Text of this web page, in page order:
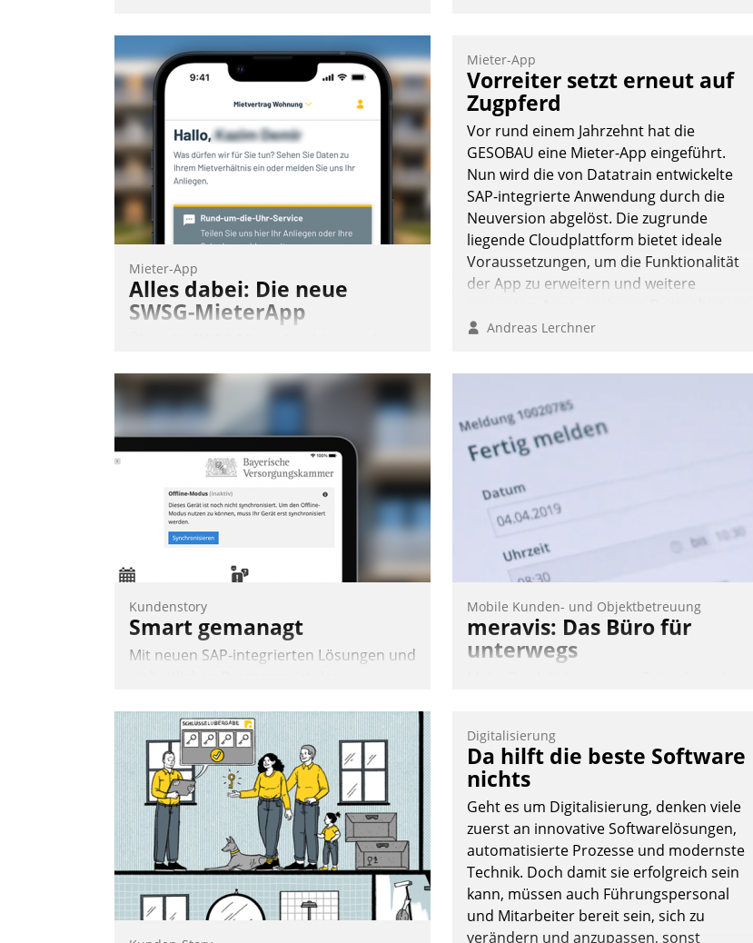
erhielten die Teilnehmerinnen und
Teilnehmer kurzweilige Einblicke in
innovative Cloud-Strategien und -
Lösungen mit hohem Zukunftspotenzial.
Andreas Lerchner
Mieter-App
Alles dabei: Die neue
SWSG-MieterApp
Wohnungsunternehmen kommunizieren,
auf dem Laufenden bleiben, Daten
einsehen und ändern oder
Schadensmeldungen abgeben – rund um
Andreas Lerchner
Mieter-App
Vorreiter setzt erneut auf
Zugpferd
Vor rund einem Jahrzehnt hat die
GESOBAU eine Mieter-App eingeführt.
Nun wird die von Datatrain entwickelte
SAP-integrierte Anwendung durch die
Neuversion abgelöst. Die zugrunde
liegende Cloudplattform bietet ideale
Voraussetzungen, um die Funktionalität
der App zu erweitern und weitere
in SAP zu integrieren.
Andreas Lerchner
Kundenstory
Smart gemanagt
Mit neuen SAP-integrierten Lösungen und
Versorgungskammer im Ressort
Kapitalanlage für künftige Aufgaben und
Herausforderungen gerüstet.
Nadja Hußmann
Mobile Kunden- und Objektbetreuung
meravis: Das Büro für
unterwegs
Mitarbeiter von Datatrain. Die meravis
Wohnungsbau- und Immobilien GmbH
hat sich dabei für den Betrieb der Lösung
über die SAP Cloud Platform entschieden
- als erstes Unternehmen am
Wohnungsmarkt.
Andreas Lerchner
Digitalisierung
Da hilft die beste Software
nichts
Geht es um Digitalisierung, denken viele
zuerst an innovative Softwarelösungen,
automatisierte Prozesse und modernste
Technik. Doch damit sie erfolgreich sein
kann, müssen auch Führungspersonal
und Mitarbeiter bereit sein, sich zu
verändern und anzupassen, sonst